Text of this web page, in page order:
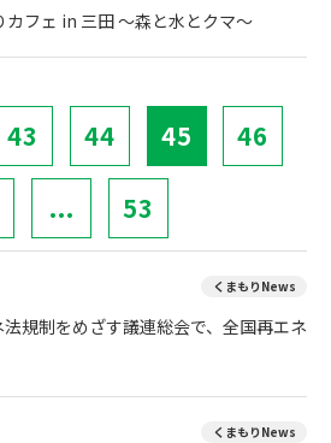
カフェ in 三田 ～森と水とクマ～
43 44 45 46
... 53
くまもりNews
法規制をめざす議連総会で、全国再エネ
くまもりNews